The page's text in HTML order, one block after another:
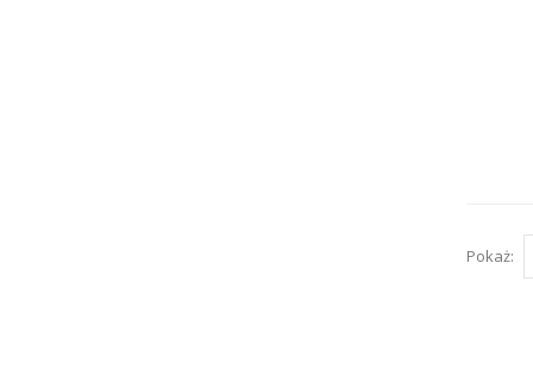
Pokaż: